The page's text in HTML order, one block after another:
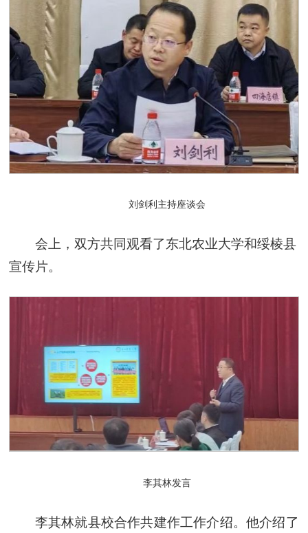
刘剑利主持座谈会
会上，双方共同观看了东北农业大学和绥棱县
宣传片。
李其林发言
李其林就县校合作共建作工作介绍。他介绍了